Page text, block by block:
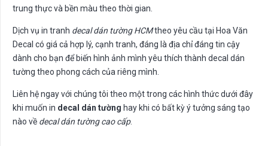
trung thực và bền màu theo thời gian.
Dịch vụ in tranh decal dán tường HCMtheo yêu cầu tại Hoa Văn
Decal có giá cả hợp lý, cạnh tranh, đáng là địa chỉ đáng tin cậy
dành cho bạn để biến hình ảnh mình yêu thích thành decal dán
tường theo phong cách của riêng mình.
Liên hệ ngay với chúng tôi theo một trong các hình thức dưới đây
khi muốn in decal dán tường hay khi có bất kỳ ý tưởng sáng tạo
nào về decal dán tường cao cấp.